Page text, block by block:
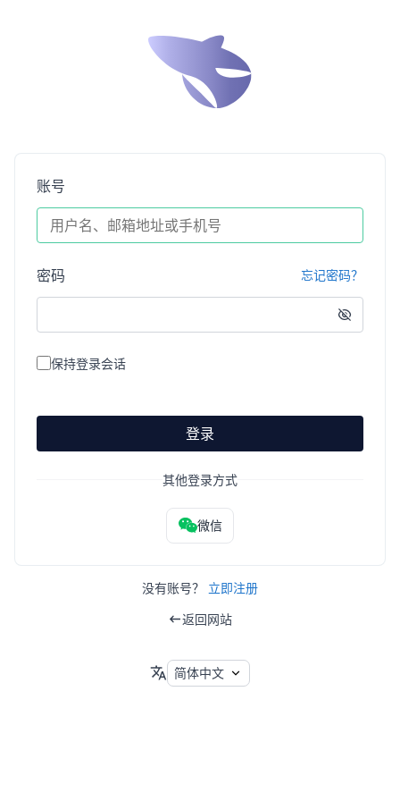
账号
密码 忘记密码？
保持登录会话
登录
其他登录方式
微信
没有账号？ 立即注册
返回网站